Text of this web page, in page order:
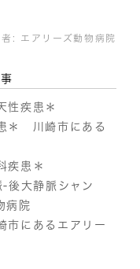
者: エアリーズ動物病院
疾患＊
＊ 川崎市にある
疾患＊
後大静脈シャン
病院
市にあるエアリー